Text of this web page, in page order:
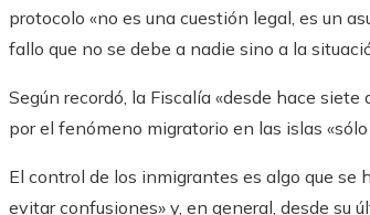
protocolo «no es una cuestión legal, es un
fallo que no se debe a nadie sino a la
Según recordó, la Fiscalía «desde hace
por el fenómeno migratorio en las islas
El control de los inmigrantes es algo que se
evitar confusiones» y, en general, desde su